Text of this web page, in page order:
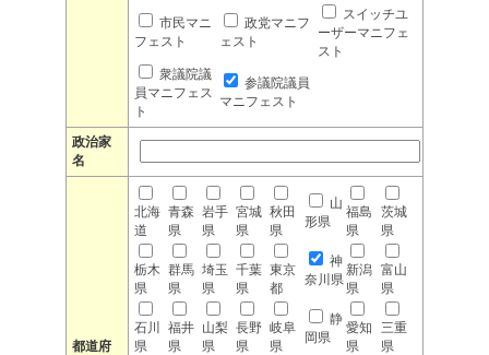
市民マニ
フェスト
政党マニフ
ェスト
スイッチユ
ーザーマニフェ
スト
衆議院議
員マニフェス
ト
参議院議員
マニフェスト
政治家
名
都道府
北海
道
青森
県
岩手
県
宮城
県
秋田
県
山
形県
福島
県
茨城
県
栃木
県
群馬
県
埼玉
県
千葉
県
東京
都
神
奈川県
新潟
県
富山
県
石川
県
福井
県
山梨
県
長野
県
岐阜
県
静
岡県
愛知
県
三重
県